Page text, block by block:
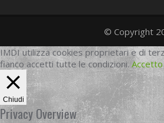
© Copyright
IMDI utilizza cookies proprietari e di
fianco accetti tutte le condizioni. Accetto
Chiudi
Privacy Overview